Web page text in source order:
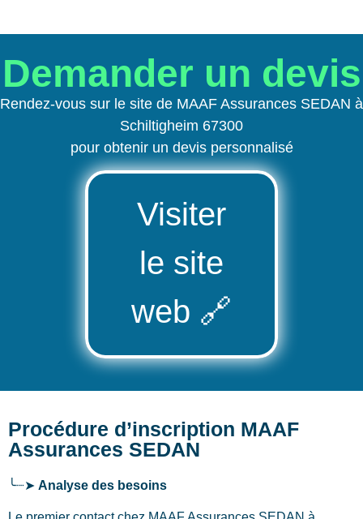
Demander un devis
Rendez-vous sur le site de MAAF Assurances SEDAN à
Schiltigheim 67300
pour obtenir un devis personnalisé
Visiter
le site
web 🔗
Procédure d’inscription MAAF
Assurances SEDAN
╰┈➤ Analyse des besoins